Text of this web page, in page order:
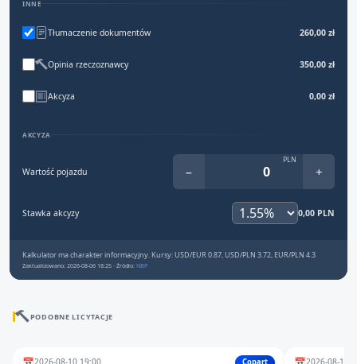
INNE
Tłumaczenie dokumentów 260,00 zł
Opinia rzeczoznawcy 350,00 zł
Akcyza 0,00 zł
AKCYZA
Wartość pojazdu −
PLN
+
Stawka akcyzy 0,00 PLN
Kalkulator ma charakter informacyjny. Kursy: USD/EUR 0.87, USD/PLN 3.72, EUR/PLN 4.3
Zaktualizowano: 2026-08-06 18:25 · Źródło: NBP
PODOBNE LICYTACJE